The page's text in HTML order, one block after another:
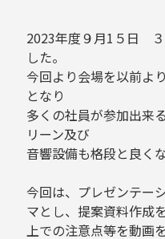
2023年度９月1５日
した。
今回より会場を以前よ
となり
多くの社員が参加出来
リーン及び
音響設備も格段と良く
今回は、プレゼンテー
マとし、提案資料作成
上での注意点等を動画